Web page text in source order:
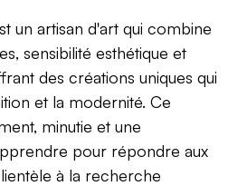
un artisan d'art qui combine
sensibilité esthétique et
des créations uniques qui
et la modernité. Ce
minutie et une
pour répondre aux
à la recherche